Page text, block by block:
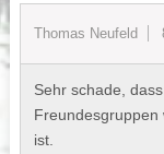
Thomas Neufeld
Sehr schade,
Freundesgruppen
ist.